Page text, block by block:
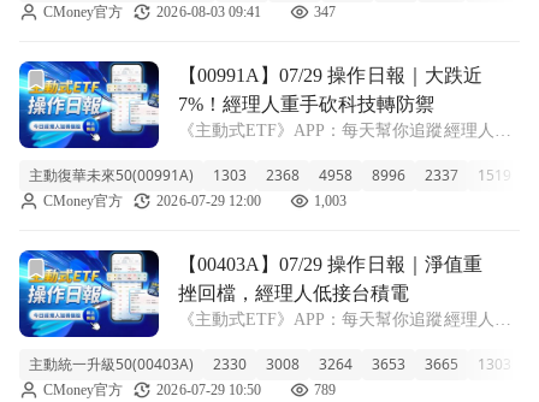
單日小幅上漲0.50%。這檔ETF目前基金規模
CMoney官方 2026-08-03 09:41 347
前往【00991A】07/29 操作日報｜大跌近7%！經理人重手
【00991A】07/29 操作日報｜大跌近
7%！經理人重手砍科技轉防禦
《主動式ETF》APP：每天幫你追蹤經理人新
重挫18% 今天 00991A 收在 14.07 元，單日大
跌 6.88%，近一週已經修正高達 18.9%。
主動復華未來50(00991A) 1303 2368 4958 8996 2337 1519
CMoney官方 2026-07-29 12:00 1,003
前往【00403A】07/29 操作日報｜淨值重挫回檔，經理人低
【00403A】07/29 操作日報｜淨值重
挫回檔，經理人低接台積電
《主動式ETF》APP：每天幫你追蹤經理人新
行價 今天 00403A 受到盤勢拖累，收盤價來到
9.00 元，單日重挫 6.00%。近一週跌幅達到
主動統一升級50(00403A) 2330 3008 3264 3653 3665 1303
CMoney官方 2026-07-29 10:50 789